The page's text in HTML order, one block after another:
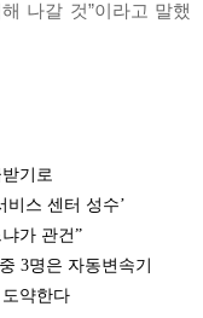
나갈 것”이라고 말했
기로
비스 센터 성수’
가 관건”
3명은 자동변속기
약한다